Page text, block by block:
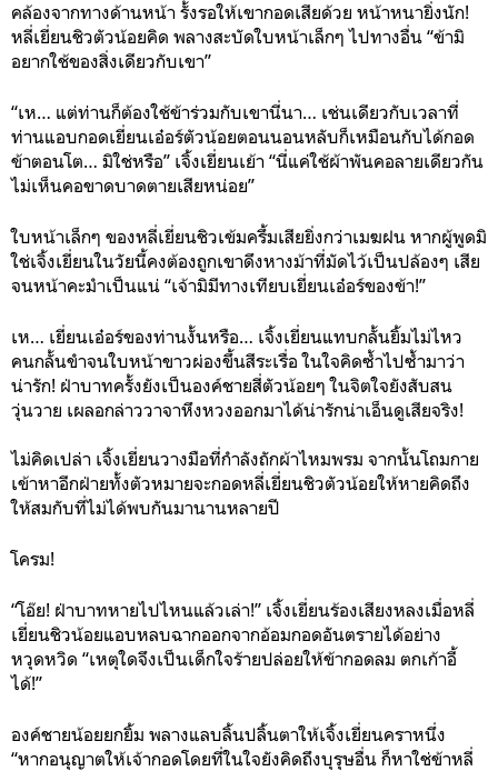
คล้องจากทางด้านหน้า รั้งรอให้เขากอดเสียด้วย หน้าหนายิ่งนัก!
หลี่เยี่ยนชิวตัวน้อยคิด พลางสะบัดใบหน้าเล็กๆ ไปทางอื่น “ข้ามิ
อยากใช้ของสิ่งเดียวกับเขา”
“เห… แต่ท่านก็ต้องใช้ข้าร่วมกับเขานี่นา… เช่นเดียวกับเวลาที่
ท่านแอบกอดเยี่ยนเอ๋อร์ตัวน้อยตอนนอนหลับก็เหมือนกับได้กอด
ข้าตอนโต… มิใช่หรือ” เจิ้งเยี่ยนเย้า “นี่แค่ใช้ผ้าพันคอลายเดียวกัน
ไม่เห็นคอขาดบาดตายเสียหน่อย”
ใบหน้าเล็กๆ ของหลี่เยี่ยนชิวเข้มครึ้มเสียยิ่งกว่าเมฆฝน หากผู้พูดมิ
ใช่เจิ้งเยี่ยนในวัยนี้คงต้องถูกเขาดึงหางม้าที่มัดไว้เป็นปล้องๆ เสีย
จนหน้าคะมำเป็นแน่ “เจ้ามิมีทางเทียบเยี่ยนเอ๋อร์ของข้า!”
เห… เยี่ยนเอ๋อร์ของท่านงั้นหรือ… เจิ้งเยี่ยนแทบกลั้นยิ้มไม่ไหว
คนกลั้นขำจนใบหน้าขาวผ่องขึ้นสีระเรื่อ ในใจคิดซ้ำไปซ้ำมาว่า
น่ารัก! ฝ่าบาทครั้งยังเป็นองค์ชายสี่ตัวน้อยๆ ในจิตใจยังสับสน
วุ่นวาย เผลอกล่าววาจาหึงหวงออกมาได้น่ารักน่าเอ็นดูเสียจริง!
ไม่คิดเปล่า เจิ้งเยี่ยนวางมือที่กำลังถักผ้าไหมพรม จากนั้นโถมกาย
เข้าหาอีกฝ่ายทั้งตัวหมายจะกอดหลี่เยี่ยนชิวตัวน้อยให้หายคิดถึง
ให้สมกับที่ไม่ได้พบกันมานานหลายปี
โครม!
“โอ๊ย! ฝ่าบาทหายไปไหนแล้วเล่า!” เจิ้งเยี่ยนร้องเสียงหลงเมื่อหลี่
เยี่ยนชิวน้อยแอบหลบฉากออกจากอ้อมกอดอันตรายได้อย่าง
หวุดหวิด “เหตุใดจึงเป็นเด็กใจร้ายปล่อยให้ข้ากอดลม ตกเก้าอี้
ได้!”
องค์ชายน้อยยกยิ้ม พลางแลบลิ้นปลิ้นตาให้เจิ้งเยี่ยนคราหนึ่ง
“หากอนุญาตให้เจ้ากอดโดยที่ในใจยังคิดถึงบุรุษอื่น ก็หาใช่ข้าหลี่